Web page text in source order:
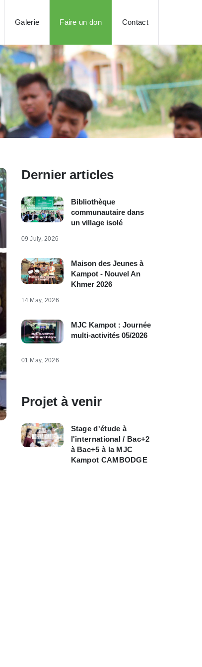
Galerie Faire un don Contact
Dernier articles
Bibliothèque
communautaire dans
un village isolé
09 July, 2026
Maison des Jeunes à
Kampot - Nouvel An
Khmer 2026
14 May, 2026
MJC Kampot : Journée
multi-activités 05/2026
01 May, 2026
Projet à venir
Stage d'étude à
l'international / Bac+2
à Bac+5 à la MJC
Kampot CAMBODGE